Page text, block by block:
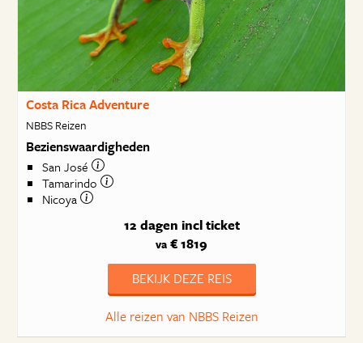
Costa Rica Adventure
NBBS Reizen
Bezienswaardigheden
San José
Tamarindo
Nicoya
12 dagen incl ticket
va € 1819
BEKIJK DEZE REIS
Alle reizen van NBBS Reizen